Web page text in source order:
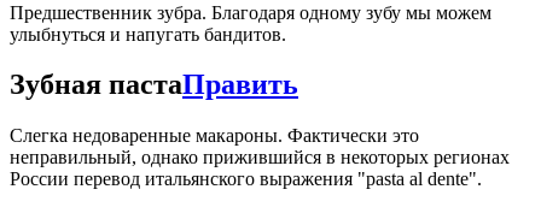
Предшественник зубра. Благодаря одному зубу мы можем
улыбнуться и напугать бандитов.
Зубная пастаПравить
Слегка недоваренные макароны. Фактически это
неправильный, однако прижившийся в некоторых регионах
России перевод итальянского выражения "pasta al dente".